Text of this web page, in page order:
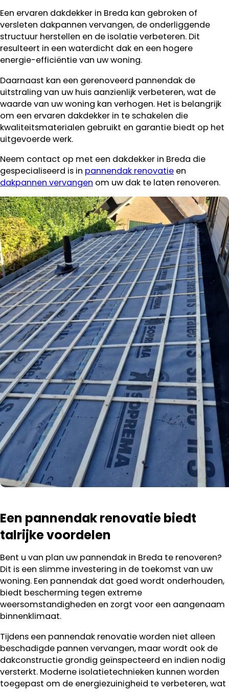
Een ervaren dakdekker in Breda kan gebroken of
versleten dakpannen vervangen, de onderliggende
structuur herstellen en de isolatie verbeteren. Dit
resulteert in een waterdicht dak en een hogere
energie-efficiëntie van uw woning.
Daarnaast kan een gerenoveerd pannendak de
uitstraling van uw huis aanzienlijk verbeteren, wat de
waarde van uw woning kan verhogen. Het is belangrijk
om een ervaren dakdekker in te schakelen die
kwaliteitsmaterialen gebruikt en garantie biedt op het
uitgevoerde werk.
Neem contact op met een dakdekker in Breda die
gespecialiseerd is in pannendak renovatie en
dakpannen vervangen om uw dak te laten renoveren.
Een pannendak renovatie biedt
talrijke voordelen
Bent u van plan uw pannendak in Breda te renoveren?
Dit is een slimme investering in de toekomst van uw
woning. Een pannendak dat goed wordt onderhouden,
biedt bescherming tegen extreme
weersomstandigheden en zorgt voor een aangenaam
binnenklimaat.
Tijdens een pannendak renovatie worden niet alleen
beschadigde pannen vervangen, maar wordt ook de
dakconstructie grondig geïnspecteerd en indien nodig
versterkt. Moderne isolatietechnieken kunnen worden
toegepast om de energiezuinigheid te verbeteren, wat